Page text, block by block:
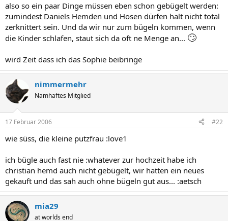
also so ein paar Dinge müssen eben schon gebügelt werden:
zumindest Daniels Hemden und Hosen dürfen halt nicht total
zerknittert sein. Und da wir nur zum bügeln kommen, wenn
die Kinder schlafen, staut sich da oft ne Menge an... 🙄
wird Zeit dass ich das Sophie beibringe
nimmermehr
Namhaftes Mitglied
17 Februar 2006 #22
wie süss, die kleine putzfrau :love1
ich bügle auch fast nie :whatever zur hochzeit habe ich
christian hemd auch nicht gebügelt, wir hatten ein neues
gekauft und das sah auch ohne bügeln gut aus... :aetsch
mia29
at worlds end